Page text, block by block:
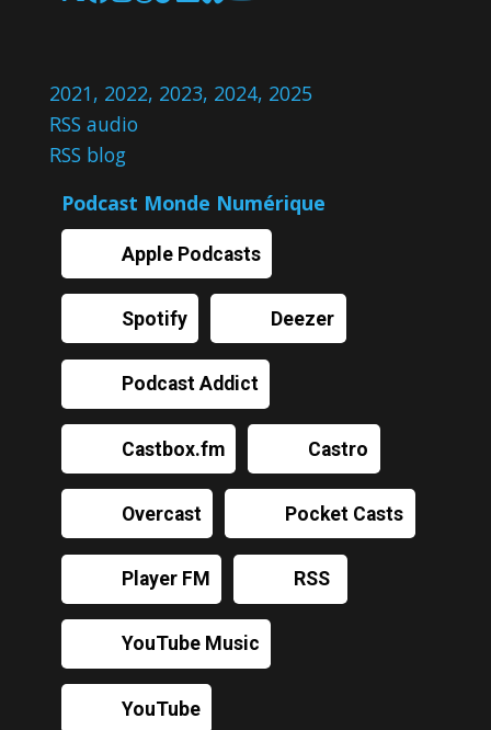
2021, 2022, 2023, 2024, 2025
RSS audio
RSS blog
Podcast Monde Numérique
Apple Podcasts
Spotify Deezer
Podcast Addict
Castbox.fm Castro
Overcast Pocket Casts
Player FM RSS
YouTube Music
YouTube